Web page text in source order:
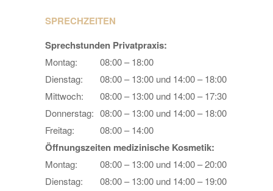
SPRECHZEITEN
Sprechstunden Privatpraxis:
Montag:
08:00 – 18:00
Dienstag:
08:00 – 13:00 und 14:00 – 18:00
Mittwoch:
08:00 – 13:00 und 14:00 – 17:30
Donnerstag: 08:00 – 13:00 und 14:00 – 18:00
Freitag:
08:00 – 14:00
Öffnungszeiten medizinische Kosmetik:
Montag:
08:00 – 13:00 und 14:00 – 20:00
Dienstag:
08:00 – 13:00 und 14:00 – 19:00